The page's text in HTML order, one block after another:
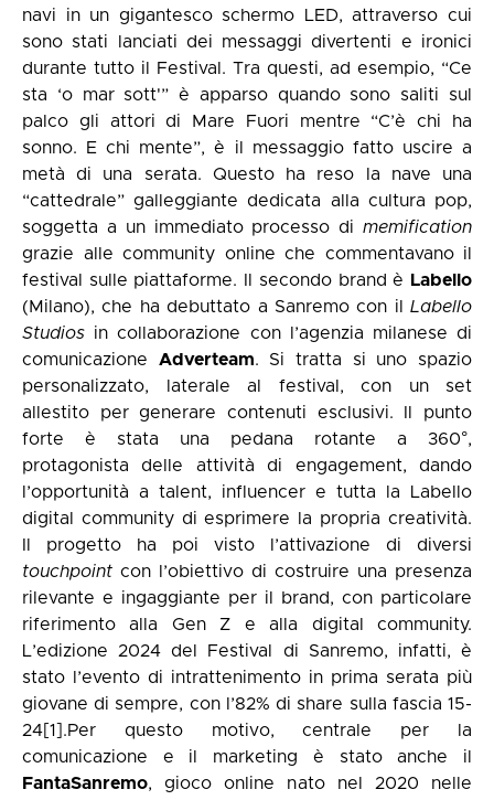
navi in un gigantesco schermo LED, attraverso cui
sono stati lanciati dei messaggi divertenti e ironici
durante tutto il Festival. Tra questi, ad esempio, “Ce
sta ‘o mar sott'” è apparso quando sono saliti sul
palco gli attori di Mare Fuori mentre “C’è chi ha
sonno. E chi mente”, è il messaggio fatto uscire a
metà di una serata. Questo ha reso la nave una
“cattedrale” galleggiante dedicata alla cultura pop,
soggetta a un immediato processo di memification
grazie alle community online che commentavano il
festival sulle piattaforme. Il secondo brand è
Labello
(Milano), che ha debuttato a Sanremo con il Labello
Studios in collaborazione con l’agenzia milanese di
comunicazione Adverteam. Si tratta si uno spazio
personalizzato, laterale al festival, con un set
allestito per generare contenuti esclusivi. Il punto
forte è stata una pedana rotante a 360°,
protagonista delle attività di engagement, dando
l’opportunità a talent, influencer e tutta la Labello
digital community di esprimere la propria creatività.
Il progetto ha poi visto l’attivazione di diversi
touchpoint con l’obiettivo di costruire una presenza
rilevante e ingaggiante per il brand, con particolare
riferimento alla Gen Z e alla digital community.
L’edizione 2024 del Festival di Sanremo, infatti, è
stato l’evento di intrattenimento in prima serata più
giovane di sempre, con l’82% di share sulla fascia 15-
24 [1] .Per questo motivo, centrale per la
comunicazione e il marketing è stato anche il
FantaSanremo, gioco online nato nel 2020 nelle